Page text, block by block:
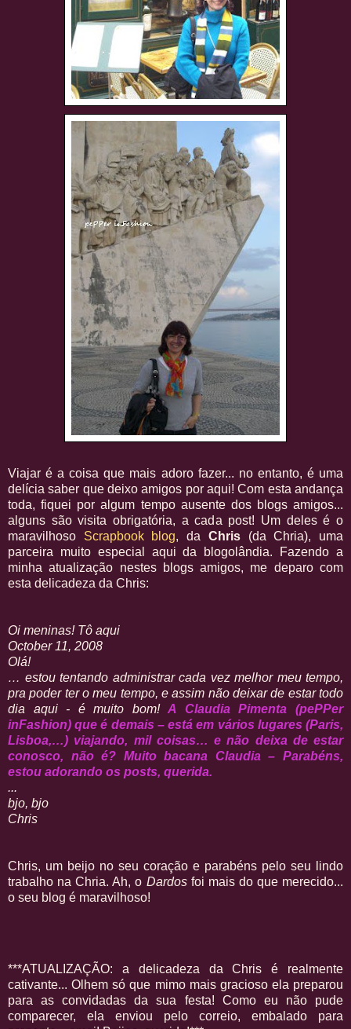
Viajar é a coisa que mais adoro fazer... no entanto, é uma
delícia saber que deixo amigos por aqui! Com esta andança
toda, fiquei por algum tempo ausente dos blogs amigos...
alguns são visita obrigatória, a cada post! Um deles é o
maravilhoso Scrapbook blog, da Chris(da Chria), uma
parceira muito especial aqui da blogolândia. Fazendo a
minha atualização nestes blogs amigos, me deparo com
esta delicadeza da Chris:
Oi meninas! Tô aqui
October 11, 2008
Olá!
… estou tentando administrar cada vez melhor meu tempo,
pra poder ter o meu tempo, e assim não deixar de estar todo
dia aqui - é muito bom!A Claudia Pimenta (pePPer
inFashion) que é demais – está em vários lugares (Paris,
Lisboa,…) viajando, mil coisas… e não deixa de estar
conosco, não é? Muito bacana Claudia – Parabéns,
estou adorando os posts, querida.
...
bjo, bjo
Chris
Chris, um beijo no seu coração e parabéns pelo seu lindo
trabalho na Chria. Ah, o Dardosfoi mais do que merecido...
o seu blog é maravilhoso!
***ATUALIZAÇÃO: a delicadeza da Chris é realmente
cativante... Olhem só que mimo mais gracioso ela preparou
para as convidadas da sua festa! Como eu não pude
comparecer, ela enviou pelo correio, embalado para